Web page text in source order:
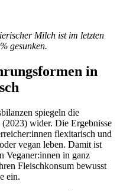
Milch ist im letzten
gesunken.
in
spiegeln die
(2023) wider. Die Ergebnisse
flexitarisch und
vegan leben. Damit ist
Veganer:innen in ganz
Fleischkonsum bewusst
ein.